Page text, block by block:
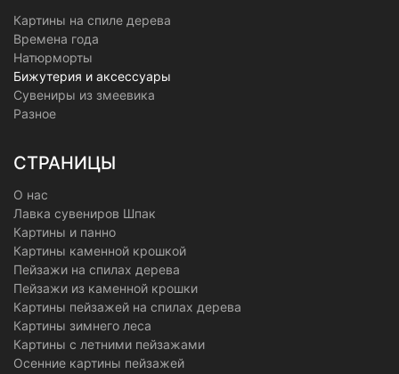
Картины на спиле дерева
Времена года
Натюрморты
Бижутерия и аксессуары
Сувениры из змеевика
Разное
СТРАНИЦЫ
О нас
Лавка сувениров Шпак
Картины и панно
Картины каменной крошкой
Пейзажи на спилах дерева
Пейзажи из каменной крошки
Картины пейзажей на спилах дерева
Картины зимнего леса
Картины с летними пейзажами
Осенние картины пейзажей